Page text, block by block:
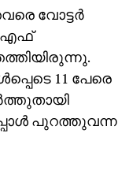
വോട്ടര്‍
11 പേരെ
പുറത്തുവന്ന